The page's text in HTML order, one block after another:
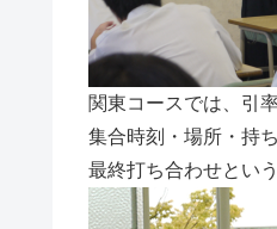
関東コースでは、引
集合時刻・場所・持
最終打ち合わせとい